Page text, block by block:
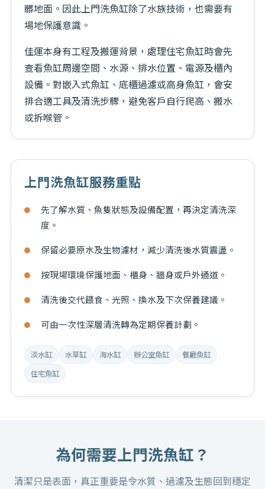
髒地面。因此上門洗魚缸除了水族技術，也需要有
場地保護意識。
佳運本身有工程及搬運背景，處理住宅魚缸時會先
查看魚缸周邊空間、水源、排水位置、電源及櫃內
設備。對嵌入式魚缸、底櫃過濾或高身魚缸，會安
排合適工具及清洗步驟，避免客戶自行爬高、搬水
或拆喉管。
上門洗魚缸服務重點
先了解水質、魚隻狀態及設備配置，再決定清洗深
度。
保留必要原水及生物濾材，減少清洗後水質震盪。
按現場環境保護地面、櫃身、牆身或戶外通道。
清洗後交代餵食、光照、換水及下次保養建議。
可由一次性深層清洗轉為定期保養計劃。
淡水缸 水草缸 海水缸 辦公室魚缸
餐廳魚缸
住宅魚缸
為何需要上門洗魚缸 ？
清潔只是表面，真正重要是令水質、過濾及生態回到穩定